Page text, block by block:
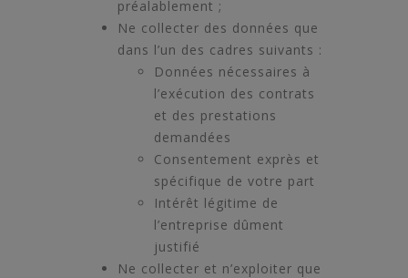
préalablement ;
Ne collecter des données que
dans l’un des cadres suivants :
Données nécessaires à
l’exécution des contrats
et des prestations
demandées
Consentement exprès et
spécifique de votre part
Intérêt légitime de
l’entreprise dûment
justifié
Ne collecter et n’exploiter que